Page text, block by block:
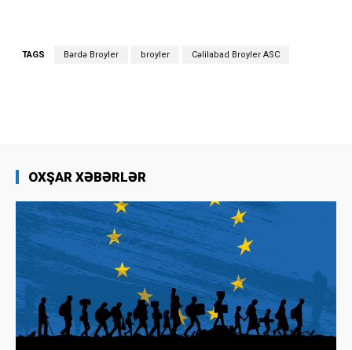
TAGS Bərdə Broyler broyler Cəlilabad Broyler ASC
OXŞAR XƏBƏRLƏR